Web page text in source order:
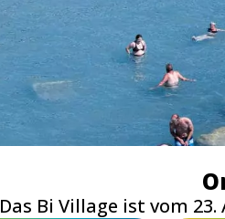
Das Bi Village ist vom